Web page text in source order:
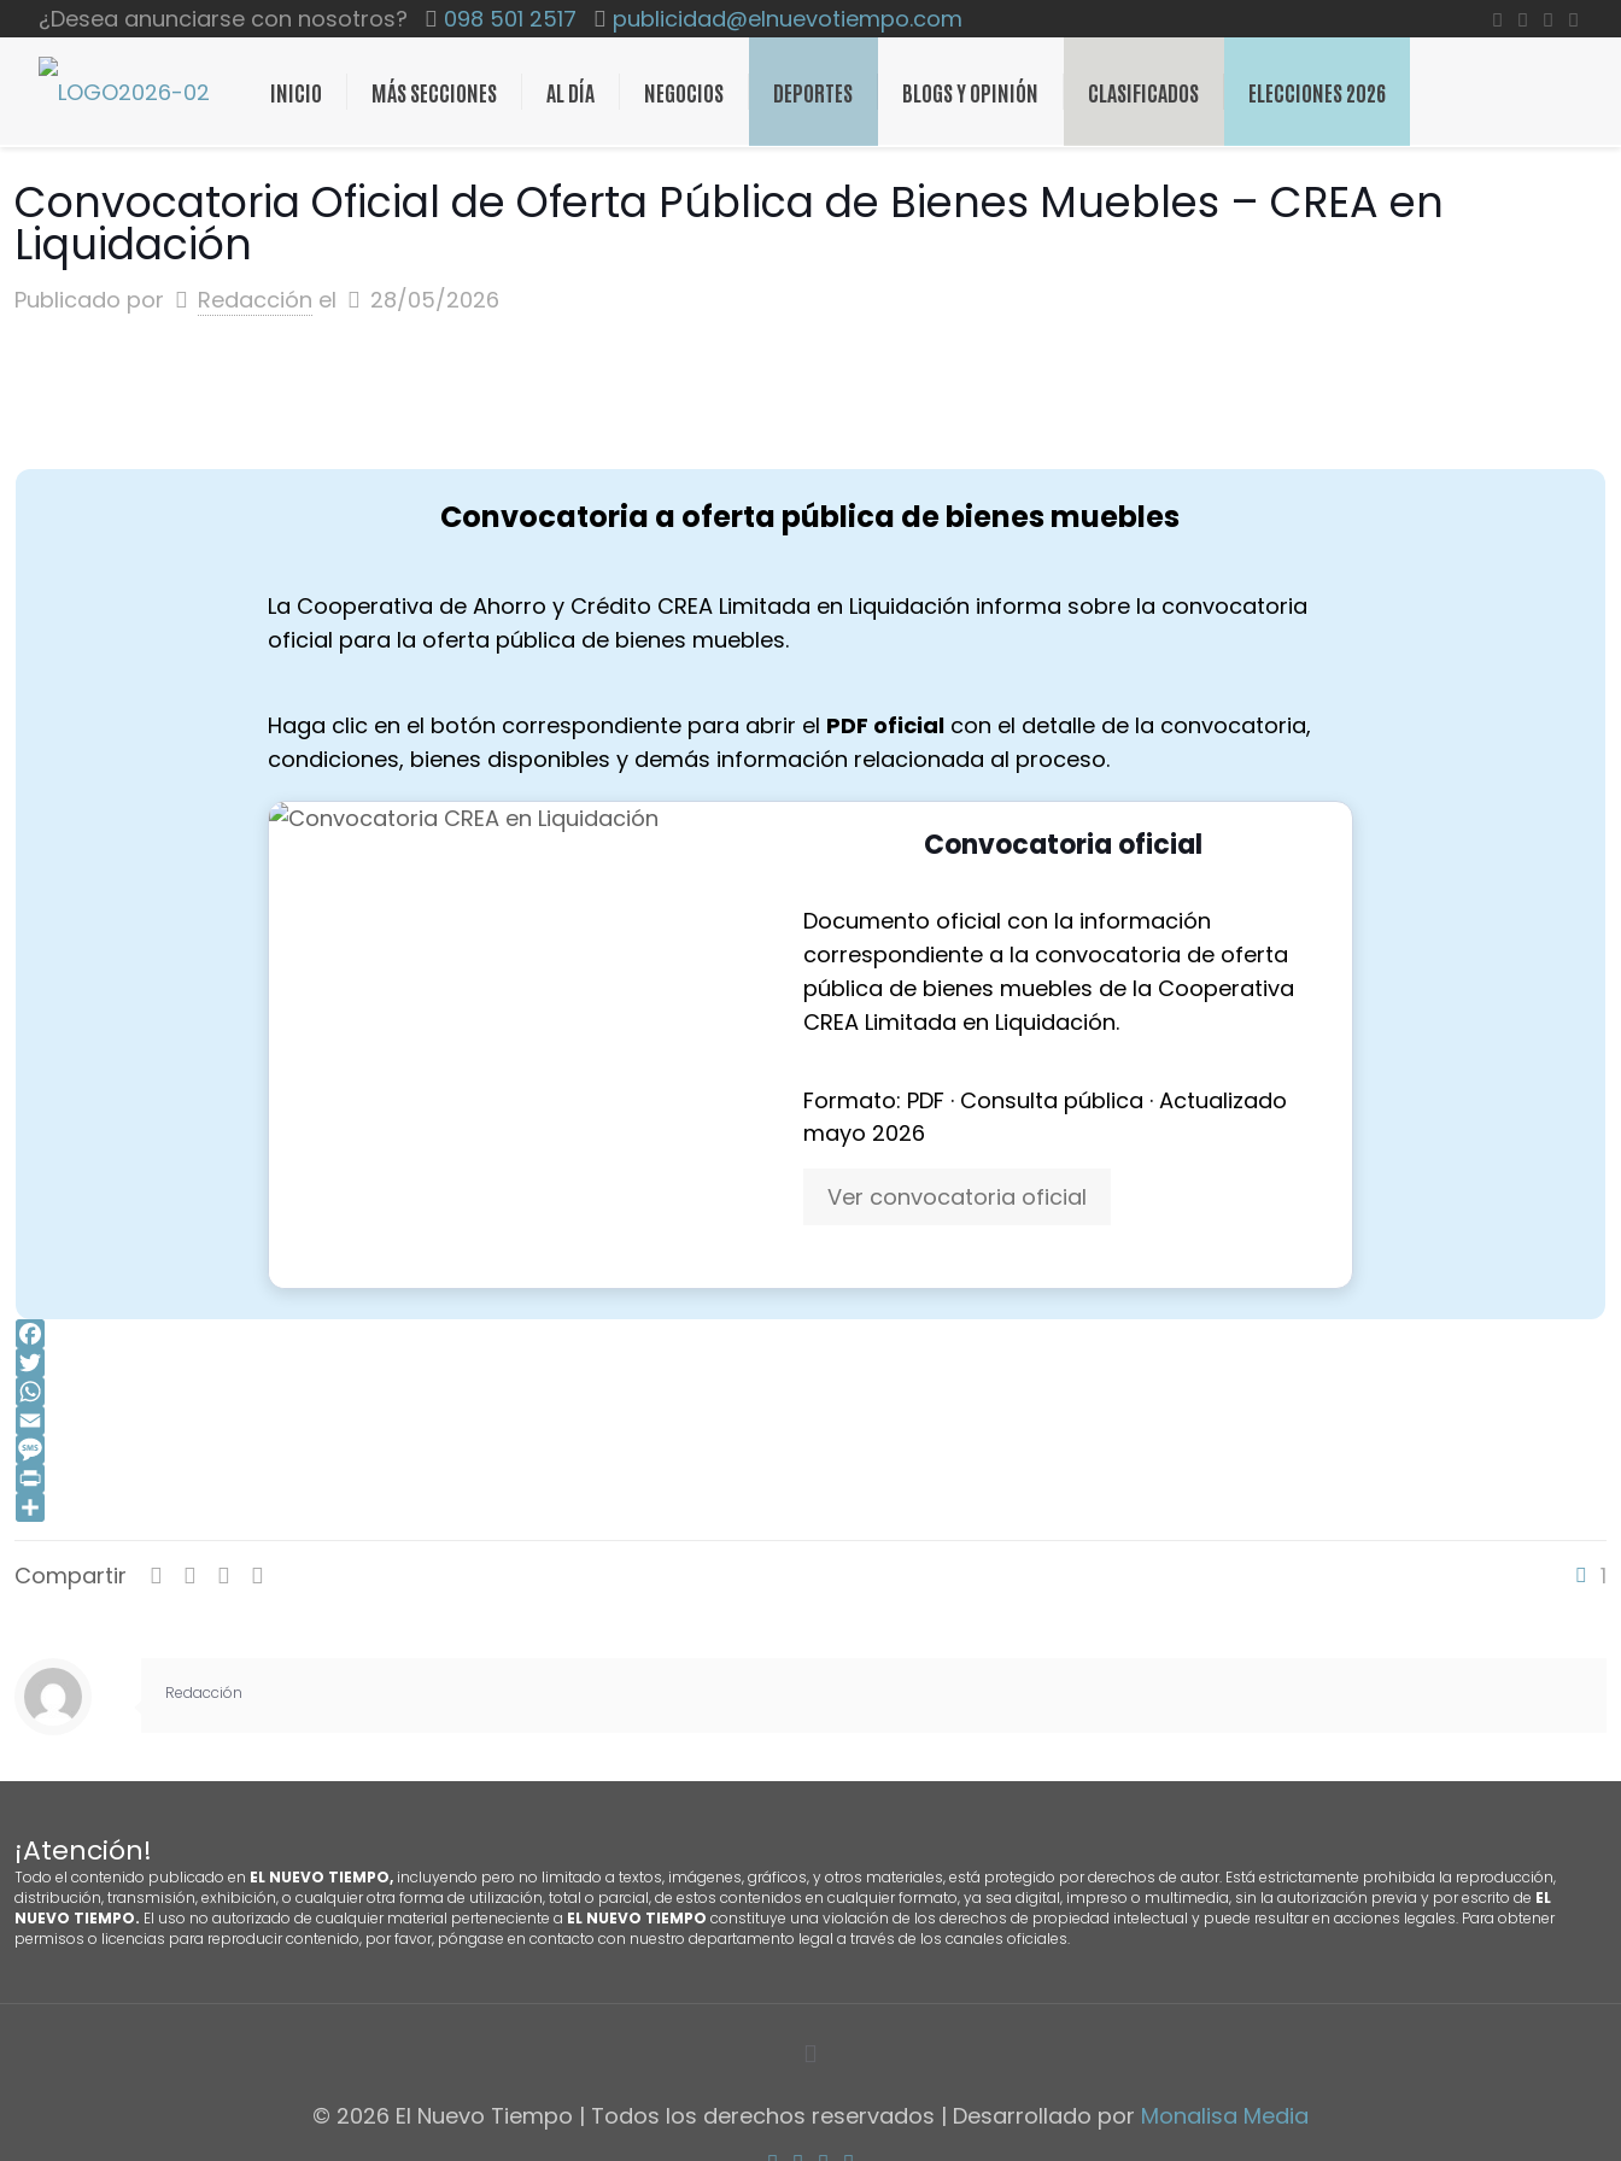
¿Desea anunciarse con nosotros? 098 501 2517 publicidad@elnuevotiempo.com
INICIO MÁS SECCIONES AL DÍA NEGOCIOS DEPORTES BLOGS Y OPINIÓN CLASIFICADOS ELECCIONES 2026
Convocatoria Oficial de Oferta Pública de Bienes Muebles – CREA en
Liquidación
Publicado por Redacción el 28/05/2026
Convocatoria a oferta pública de bienes muebles
La Cooperativa de Ahorro y Crédito CREA Limitada en Liquidación informa sobre la convocatoria
oficial para la oferta pública de bienes muebles.
Haga clic en el botón correspondiente para abrir el PDF oficialcon el detalle de la convocatoria,
condiciones, bienes disponibles y demás información relacionada al proceso.
Convocatoria oficial
Documento oficial con la información
correspondiente a la convocatoria de oferta
pública de bienes muebles de la Cooperativa
CREA Limitada en Liquidación.
Formato: PDF · Consulta pública · Actualizado
mayo 2026
Ver convocatoria oficial
Facebook
Twitter
WhatsApp
Email
Message
Print
Compartir
1
Redacción
¡Atención!
Todo el contenido publicado en EL NUEVO TIEMPO, incluyendo pero no limitado a textos, imágenes, gráficos, y otros materiales, está protegido por derechos de autor. Está estrictamente prohibida la reproducción,
distribución, transmisión, exhibición, o cualquier otra forma de utilización, total o parcial, de estos contenidos en cualquier formato, ya sea digital, impreso o multimedia, sin la autorización previa y por escrito de EL
NUEVO TIEMPO. El uso no autorizado de cualquier material perteneciente a EL NUEVO TIEMPO constituye una violación de los derechos de propiedad intelectual y puede resultar en acciones legales. Para obtener
permisos o licencias para reproducir contenido, por favor, póngase en contacto con nuestro departamento legal a través de los canales oficiales.
© 2026 El Nuevo Tiempo | Todos los derechos reservados | Desarrollado por Monalisa Media